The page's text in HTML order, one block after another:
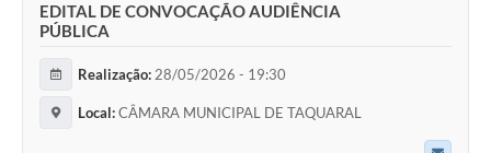
EDITAL DE CONVOCAÇÃO AUDIÊNCIA
PÚBLICA
Realização:28/05/2026 - 19:30
Local:CÂMARA MUNICIPAL DE TAQUARAL